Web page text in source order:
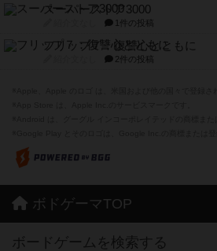
スーパーストア3000
1件の投稿
フリップ７：復讐心とともに
2件の投稿
ボドゲーマTOP
ボードゲームを検索する